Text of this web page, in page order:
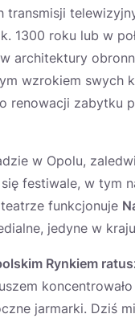
transmisji
1300 roku lub w
architektury
wzrokiem
renowacji zabytku
w Opolu,
festiwale, w tym
funkcjonuje
jedyne w kraju
Rynkiem
jarmarki. Dziś